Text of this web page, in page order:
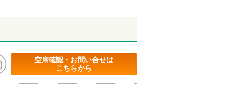
空席確認・お問い合せは
こちらから